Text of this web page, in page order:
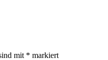
mit * markiert